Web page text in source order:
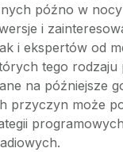
późno w
i
i ekspertów od
tego rodzaju
na późniejsze
przyczyn może